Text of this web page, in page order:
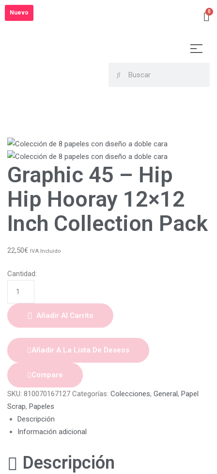
Graphic 45 – Hip
Hip Hooray 12×12
Inch Collection Pack
22,50€ IVA Incluido
Cantidad:
Añadir Al Carrito
Añadir A La Lista De Deseos
Compare
SKU: 810070167127 Categorías: Colecciones, General, Papel
Scrap, Papeles
Descripción
Información adicional
Descripción
Nuevo